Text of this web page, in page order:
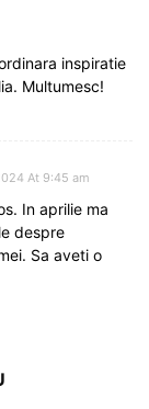
inspiratie
Multumesc!
At 9:45 am
In aprilie ma
despre
Sa aveti o